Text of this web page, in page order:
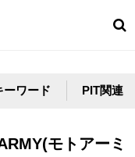
ーワード PIT関連
モトアーミ